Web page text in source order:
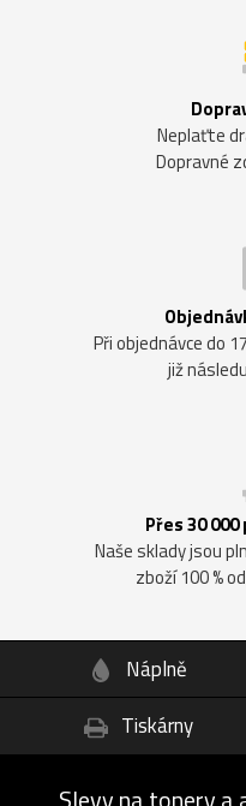
Neplaťte
Dopravné
Při objednávce do
již
Přes 30
Naše sklady jsou
zboží 100 %
Náplně
Tiskárny